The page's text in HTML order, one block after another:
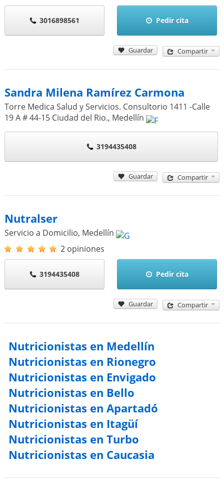
3016898561 Pedir cita
Guardar Compartir
Sandra Milena Ramírez Carmona
Torre Medica Salud y Servicios. Consultorio 1411 -Calle
19 A # 44-15 Ciudad del Rio., Medellín
3194435408
Guardar Compartir
Nutralser
Servicio a Domicilio, Medellín
2 opiniones
3194435408 Pedir cita
Guardar Compartir
Nutricionistas en Medellín
Nutricionistas en Rionegro
Nutricionistas en Envigado
Nutricionistas en Bello
Nutricionistas en Apartadó
Nutricionistas en Itagüí
Nutricionistas en Turbo
Nutricionistas en Caucasia